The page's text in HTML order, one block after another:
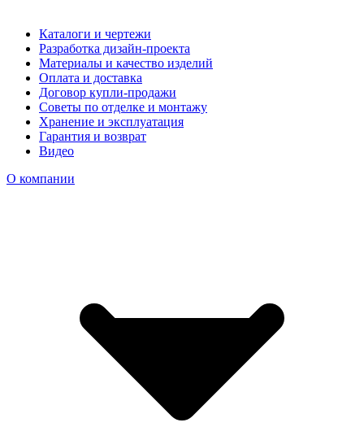
Каталоги и чертежи
Разработка дизайн-проекта
Материалы и качество изделий
Оплата и доставка
Договор купли-продажи
Советы по отделке и монтажу
Хранение и эксплуатация
Гарантия и возврат
Видео
О компании